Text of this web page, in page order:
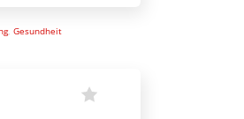
, Gesundheit